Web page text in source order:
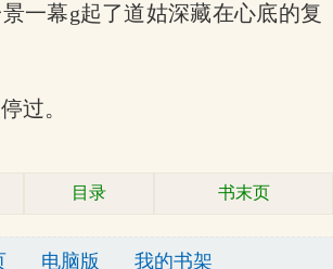
一幕g起了道姑深藏在心底的复
过。
目录 书末页
电脑版 我的书架